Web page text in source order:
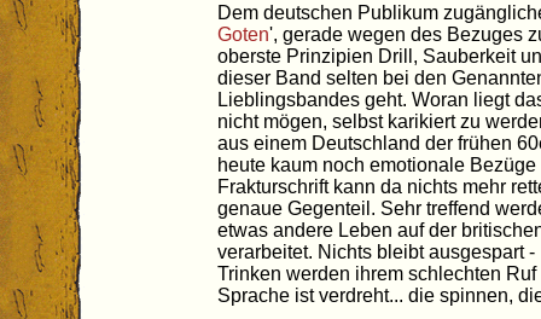
Dem deutschen Publikum
Goten', gerade wegen des Bezuges
oberste Prinzipien Drill, Sauberkeit
dieser Band selten bei den
Lieblingsbandes geht. Woran liegt
nicht mögen, selbst karikiert zu
aus einem Deutschland der frühen
heute kaum noch emotionale
Frakturschrift kann da nichts mehr
genaue Gegenteil. Sehr treffend
etwas andere Leben auf der
verarbeitet. Nichts bleibt ausgespart
Trinken werden ihrem schlechten
Sprache ist verdreht... die spinnen,